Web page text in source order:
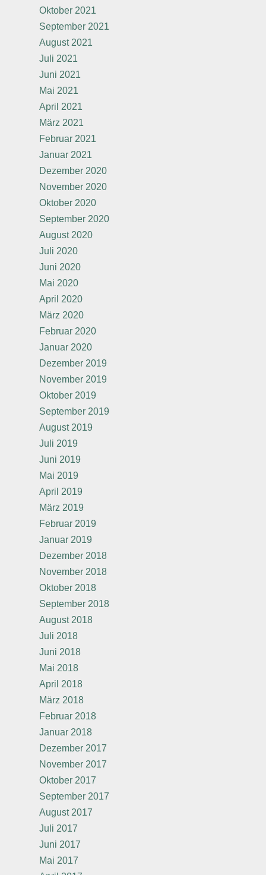
Oktober 2021
September 2021
August 2021
Juli 2021
Juni 2021
Mai 2021
April 2021
März 2021
Februar 2021
Januar 2021
Dezember 2020
November 2020
Oktober 2020
September 2020
August 2020
Juli 2020
Juni 2020
Mai 2020
April 2020
März 2020
Februar 2020
Januar 2020
Dezember 2019
November 2019
Oktober 2019
September 2019
August 2019
Juli 2019
Juni 2019
Mai 2019
April 2019
März 2019
Februar 2019
Januar 2019
Dezember 2018
November 2018
Oktober 2018
September 2018
August 2018
Juli 2018
Juni 2018
Mai 2018
April 2018
März 2018
Februar 2018
Januar 2018
Dezember 2017
November 2017
Oktober 2017
September 2017
August 2017
Juli 2017
Juni 2017
Mai 2017